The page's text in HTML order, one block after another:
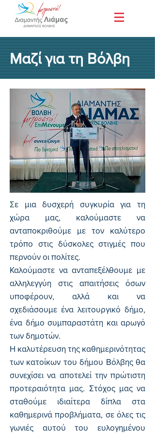
Μαζί για τη Βόλβη
Σε μια δυσχερή συγκυρία για τη
χώρα μας, καλούμαστε να
ανταποκριθούμε με τον καλύτερο
τρόπο στις δύσκολες στιγμές που
περνούν οι πολίτες.
Καλούμαστε να ανταπεξέλθουμε με
αλληλεγγύη στις απαιτήσεις όσων
υποφέρουν, αλλά και να
σχεδιάσουμε ένα λειτουργικό δήμο,
ένα δήμο συμπαραστάτη και αρωγό
των δημοτών.
Η καλυτέρευση της καθημερινότητας
των κατοίκων του δήμου Βόλβης θα
συνεχίσει να αποτελεί την πρώτιστη
προτεραιότητα μας. Στόχος μας να
σταθούμε ιδιαίτερα δίπλα στα
καθημερινά προβλήματα, σε όλες τις
γωνιές αυτού του ευλογημένου